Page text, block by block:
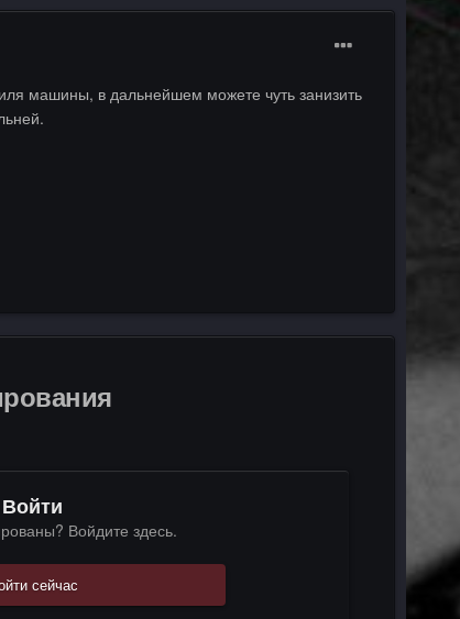
машины, в дальнейшем можете чуть занизить
Войти
Войдите здесь.
сейчас